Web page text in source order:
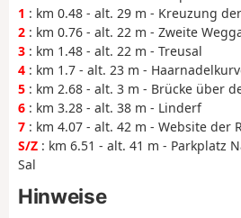
1 : km 0.48 - alt. 29 m - Kreuzung
2 : km 0.76 - alt. 22 m - Zweite
3 : km 1.48 - alt. 22 m - Treusal
4 : km 1.7 - alt. 23 m -
5 : km 2.68 - alt. 3 m - Brücke über
6 : km 3.28 - alt. 38 m - Linderf
7 : km 4.07 - alt. 42 m - Website der
S/Z : km 6.51 - alt. 41 m - Parkplatz
Sal
Hinweise